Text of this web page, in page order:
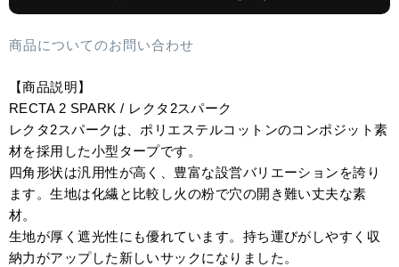
商品についてのお問い合わせ
【商品説明】
RECTA 2 SPARK / レクタ2スパーク
レクタ2スパークは、ポリエステルコットンのコンポジット素
材を採用した小型タープです。
四角形状は汎用性が高く、豊富な設営バリエーションを誇り
ます。生地は化繊と比較し火の粉で穴の開き難い丈夫な素
材。
生地が厚く遮光性にも優れています。持ち運びがしやすく収
納力がアップした新しいサックになりました。